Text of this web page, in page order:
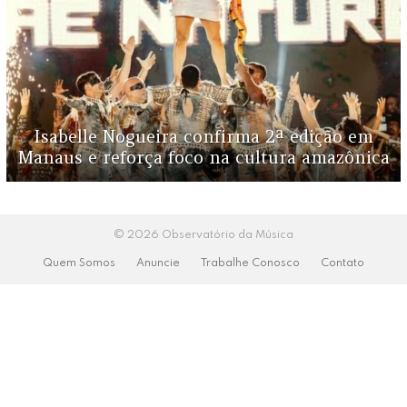
Isabelle Nogueira confirma 2ª edição em
Manaus e reforça foco na cultura amazônica
© 2026 Observatório da Música
Quem Somos Anuncie Trabalhe Conosco Contato